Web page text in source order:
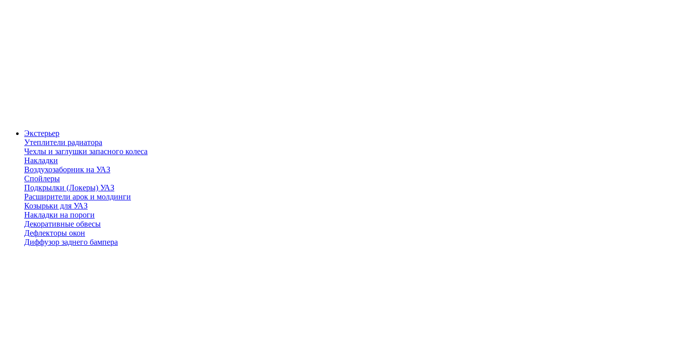
Экстерьер
Утеплители радиатора
Чехлы и заглушки запасного колеса
Накладки
Воздухозаборник на УАЗ
Спойлеры
Подкрылки (Локеры) УАЗ
Расширители арок и молдинги
Козырьки для УАЗ
Накладки на пороги
Декоративные обвесы
Дефлекторы окон
Диффузор заднего бампера